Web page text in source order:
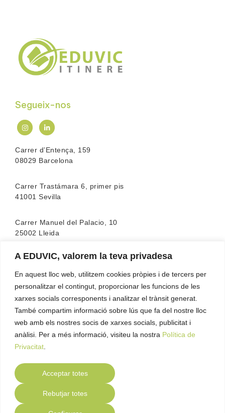
A EDUVIC, valorem la teva privadesa
En aquest lloc web, utilitzem cookies pròpies i de tercers per
personalitzar el contingut, proporcionar les funcions de les
xarxes socials corresponents i analitzar el trànsit generat.
També compartim informació sobre lús que fa del nostre lloc
web amb els nostres socis de xarxes socials, publicitat i
anàlisi. Per a més informació, visiteu la nostra Política de
Privacitat
Acceptar totes
Rebutjar totes
Segueix-nos
Carrer d’Entença, 159
08029 Barcelona
Carrer Trastámara 6, primer pis
41001 Sevilla
Carrer Manuel del Palacio, 10
25002 Lleida
L’escola compta amb l’acreditació de laFEATF
Familiar)
Contacte Política de Privacitat
Cookies
Avís Legal